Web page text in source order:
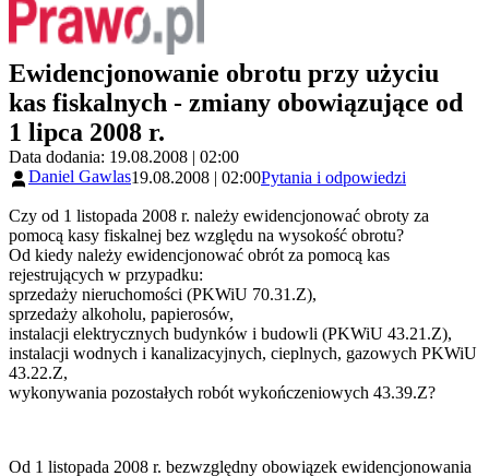
Ewidencjonowanie obrotu przy użyciu
kas fiskalnych - zmiany obowiązujące od
1 lipca 2008 r.
Data dodania: 19.08.2008 | 02:00
Daniel Gawlas19.08.2008 | 02:00Pytania i odpowiedzi
Czy od 1 listopada 2008 r. należy ewidencjonować obroty za
pomocą kasy fiskalnej bez względu na wysokość obrotu?
Od kiedy należy ewidencjonować obrót za pomocą kas
rejestrujących w przypadku:
sprzedaży nieruchomości (PKWiU 70.31.Z),
sprzedaży alkoholu, papierosów,
instalacji elektrycznych budynków i budowli (PKWiU 43.21.Z),
instalacji wodnych i kanalizacyjnych, cieplnych, gazowych PKWiU
43.22.Z,
wykonywania pozostałych robót wykończeniowych 43.39.Z?
Od 1 listopada 2008 r. bezwzględny obowiązek ewidencjonowania